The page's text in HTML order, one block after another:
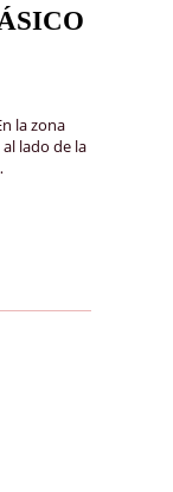
la zona
lado de la